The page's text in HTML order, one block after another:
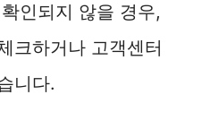
인되지 않을 경우,
크하거나 고객센터
니다.